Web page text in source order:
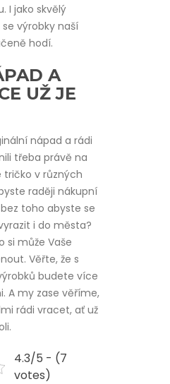
I jako skvělý
výrobky naší
hodí.
A
UŽ JE
nápad a rádi
třeba právě na
tričko v různých
raději nákupní
toho abyste se
i do města?
si může Vaše
Věřte, že s
budete více
A my zase věříme,
rádi vracet, ať už
4.3/5 - (7
votes)